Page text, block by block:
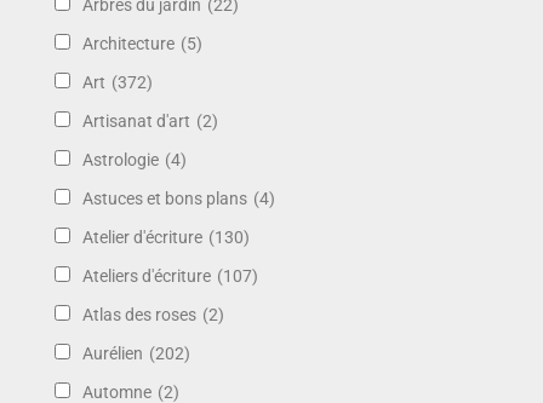
Arbres du jardin (22)
Architecture (5)
Art (372)
Artisanat d'art (2)
Astrologie (4)
Astuces et bons plans (4)
Atelier d'écriture (130)
Ateliers d'écriture (107)
Atlas des roses (2)
Aurélien (202)
Automne (2)